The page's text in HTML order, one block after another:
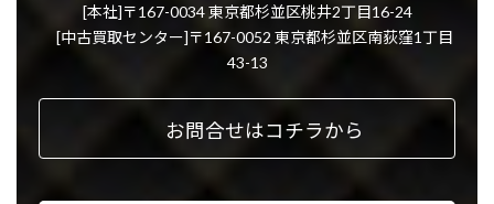
[本社]〒167-0034 東京都杉並区桃井2丁目16-24
[中古買取センター]〒167-0052 東京都杉並区南荻窪1丁目
43-13
お問合せはコチラから